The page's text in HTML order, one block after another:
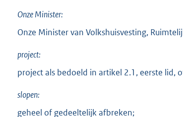
Onze Minister:
Onze Minister van Volkshuisvesting,
project:
project als bedoeld in artikel 2.1, eerste lid,
slopen:
geheel of gedeeltelijk afbreken;